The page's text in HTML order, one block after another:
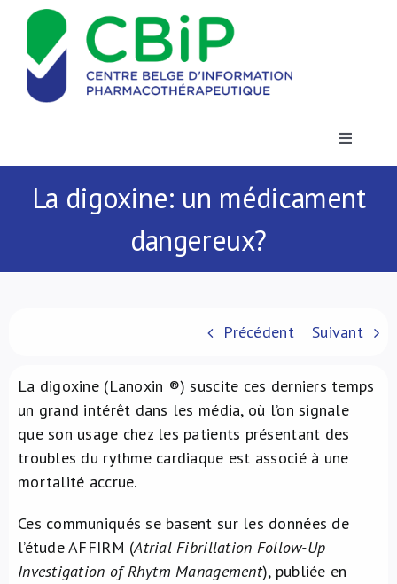
Passer
contenu
Toggle
Actualités
À propos de nous
NL
La digoxine: un médicament
dangereux?
Précédent Suivant
La digoxine (Lanoxin ®) suscite ces derniers temps
un grand intérêt dans les média, où l’on signale
que son usage chez les patients présentant des
troubles du rythme cardiaque est associé à une
mortalité accrue.
Ces communiqués se basent sur les données de
l’étude AFFIRM (Atrial Fibrillation Follow-Up
Investigation of Rhytm Management), publiée en